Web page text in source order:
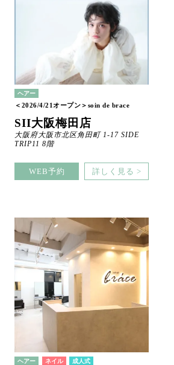
ヘアー
＜2026/4/21オープン＞soin de brace
SII大阪梅田店
大阪府大阪市北区角田町 1-17 SIDE
TRIP11 8階
WEB予約 詳しく見る >
ヘアー ネイル 成人式